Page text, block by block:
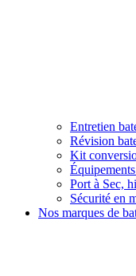
Entretien
Révision
Kit
Port à Sec,
Sécurité en
Nos marques de